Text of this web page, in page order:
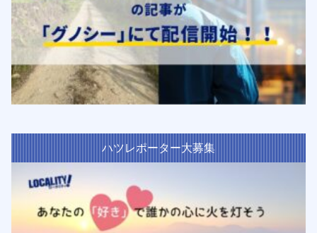
ハツレポーター大募集